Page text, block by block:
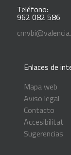
Teléfono:
962 082 586
Enlaces de
Mapa web
Aviso legal
Contacto
Accesibilitat
Sugerencias